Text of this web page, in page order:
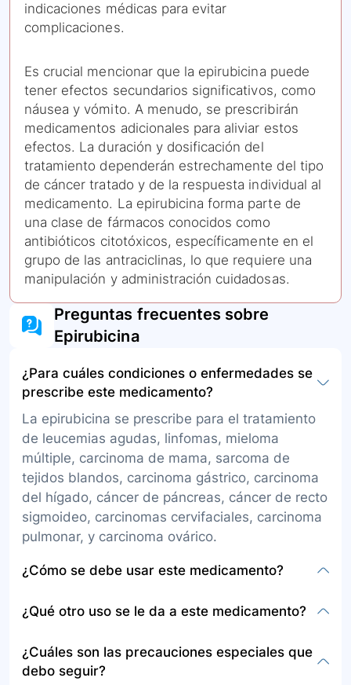
indicaciones médicas para evitar
complicaciones.
Es crucial mencionar que la epirubicina puede
tener efectos secundarios significativos, como
náusea y vómito. A menudo, se prescribirán
medicamentos adicionales para aliviar estos
efectos. La duración y dosificación del
tratamiento dependerán estrechamente del tipo
de cáncer tratado y de la respuesta individual al
medicamento. La epirubicina forma parte de
una clase de fármacos conocidos como
antibióticos citotóxicos, específicamente en el
grupo de las antraciclinas, lo que requiere una
manipulación y administración cuidadosas.
Preguntas frecuentes sobre
Epirubicina
¿Para cuáles condiciones o enfermedades se
prescribe este medicamento?
La epirubicina se prescribe para el tratamiento
de leucemias agudas, linfomas, mieloma
múltiple, carcinoma de mama, sarcoma de
tejidos blandos, carcinoma gástrico, carcinoma
del hígado, cáncer de páncreas, cáncer de recto
sigmoideo, carcinomas cervifaciales, carcinoma
pulmonar, y carcinoma ovárico.
¿Cómo se debe usar este medicamento?
infusión en una vena (intravenosa) por un
institución habilitada, puede ser una vez cada
21 días durante 6 ciclos de terapia o dos veces
¿Qué otro uso se le da a este medicamento?
epirubicina es recomendada dentro de
protocolos de neoadyuvancia (previa a cirugía) y
¿Cuáles son las precauciones especiales que
debo seguir?